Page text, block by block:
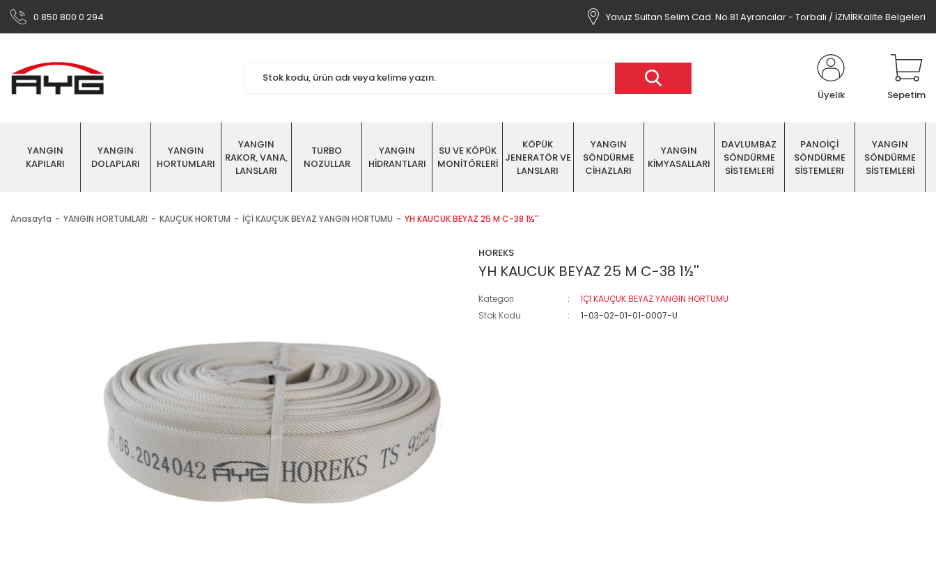
0 850 800 0 294 Yavuz Sultan Selim Cad. No.81 Ayrancılar - Torbalı / İZMİRKalite Belgeleri
Üyelik Sepetim
YANGIN
KAPILARI
YANGIN
DOLAPLARI
YANGIN
HORTUMLARI
YANGIN
RAKOR, VANA,
LANSLARI
TURBO
NOZULLAR
YANGIN
HİDRANTLARI
SU VE KÖPÜK
MONİTÖRLERİ
KÖPÜK
JENERATÖR VE
LANSLARI
YANGIN
SÖNDÜRME
CİHAZLARI
YANGIN
KİMYASALLARI
DAVLUMBAZ
SÖNDÜRME
SİSTEMLERİ
PANOİÇİ
SÖNDÜRME
SİSTEMLERI
YANGIN
SÖNDÜRME
SİSTEMLERİ
Anasayfa YANGIN HORTUMLARI KAUÇUK HORTUM İÇİ KAUÇUK BEYAZ YANGIN HORTUMU YH KAUCUK BEYAZ 25 M C-38 1½''
HOREKS
YH KAUCUK BEYAZ 25 M C-38 1½''
Kategori
İÇİ KAUÇUK BEYAZ YANGIN HORTUMU
Stok Kodu
1-03-02-01-01-0007-U